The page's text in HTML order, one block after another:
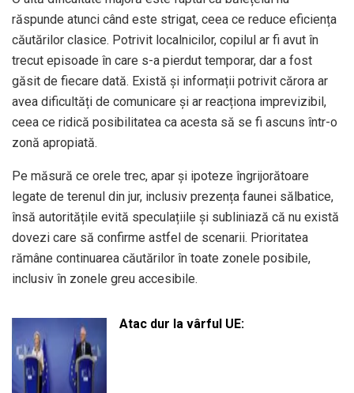
răspunde atunci când este strigat, ceea ce reduce eficiența
căutărilor clasice. Potrivit localnicilor, copilul ar fi avut în
trecut episoade în care s-a pierdut temporar, dar a fost
găsit de fiecare dată. Există și informații potrivit cărora ar
avea dificultăți de comunicare și ar reacționa imprevizibil,
ceea ce ridică posibilitatea ca acesta să se fi ascuns într-o
zonă apropiată.
Pe măsură ce orele trec, apar și ipoteze îngrijorătoare
legate de terenul din jur, inclusiv prezența faunei sălbatice,
însă autoritățile evită speculațiile și subliniază că nu există
dovezi care să confirme astfel de scenarii. Prioritatea
rămâne continuarea căutărilor în toate zonele posibile,
inclusiv în zonele greu accesibile.
Atac dur la vârful UE: